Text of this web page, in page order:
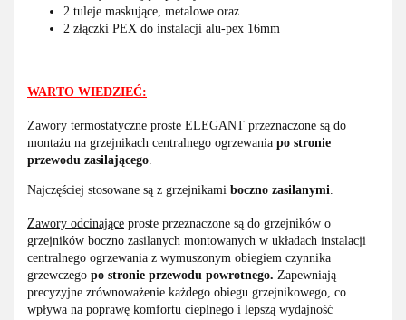
2 tuleje maskujące, metalowe oraz
2 złączki PEX do instalacji alu-pex 16mm
WARTO WIEDZIEĆ:
Zawory termostatyczne proste ELEGANT przeznaczone są do
montażu na grzejnikach centralnego ogrzewania po stronie
przewodu zasilającego.
Najczęściej stosowane są z grzejnikami boczno zasilanymi.
Zawory odcinające proste przeznaczone są do grzejników o
grzejników boczno zasilanych montowanych w układach instalacji
centralnego ogrzewania z wymuszonym obiegiem czynnika
grzewczego po stronie przewodu powrotnego. Zapewniają
precyzyjne zrównoważenie każdego obiegu grzejnikowego, co
wpływa na poprawę komfortu cieplnego i lepszą wydajność